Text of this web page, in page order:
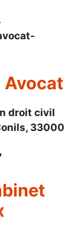
Avocat
droit civil
33000